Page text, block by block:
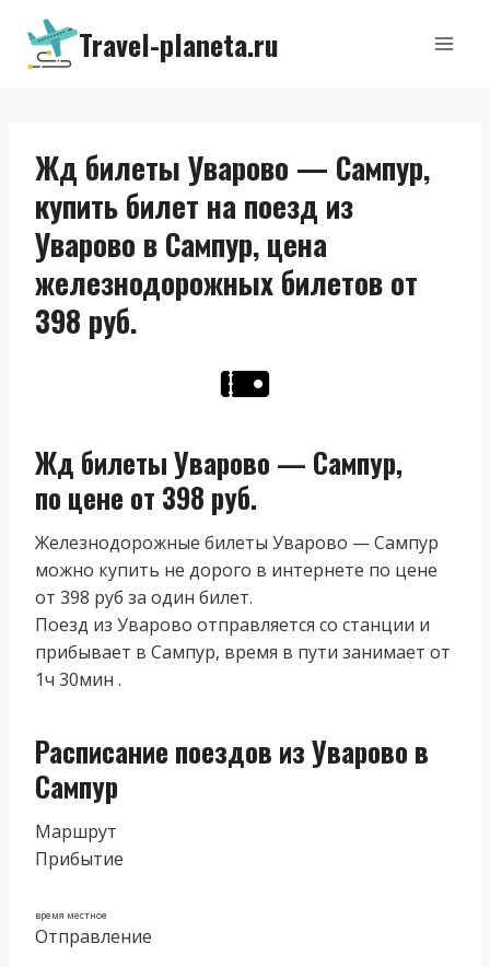
Перейти
содержимому
Travel-planeta.ru
Жд билеты Уварово — Сампур,
купить билет на поезд из
Уварово в Сампур, цена
железнодорожных билетов от
398 руб.
Жд билеты Уварово — Сампур,
по цене от 398 руб.
Железнодорожные билеты Уварово — Сампур
можно купить не дорого в интернете по цене
от 398 руб за один билет.
Поезд из Уварово отправляется со станции и
прибывает в Сампур, время в пути занимает от
1ч 30мин .
Расписание поездов из Уварово в
Сампур
Маршрут
Прибытие
время местное
Отправление